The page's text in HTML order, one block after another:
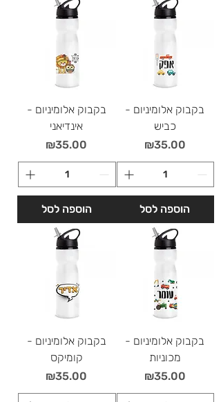
בקבוק אלומיניום -
כביש
מחיר
₪35.00
הוספה לסל
בקבוק אלומיניום -
אינדיאני
מחיר
₪35.00
הוספה לסל
בקבוק אלומיניום -
מכוניות
מחיר
₪35.00
בקבוק אלומיניום -
קומיקס
מחיר
₪35.00